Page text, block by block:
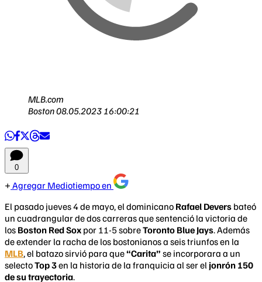
MLB.com
Boston08.05.2023 16:00:21
0
Agregar Mediotiempo en
El pasado jueves 4 de mayo, el dominicano Rafael Devers bateó
un cuadrangular de dos carreras que sentenció la victoria de
los Boston Red Sox por 11-5 sobreToronto Blue Jays. Además
de extender la racha de los bostonianos a seis triunfos en la
MLB, el batazo sirvió para que“Carita” se incorporara a un
selectoTop 3en la historia de la franquicia al ser el jonrón 150
de su trayectoria.